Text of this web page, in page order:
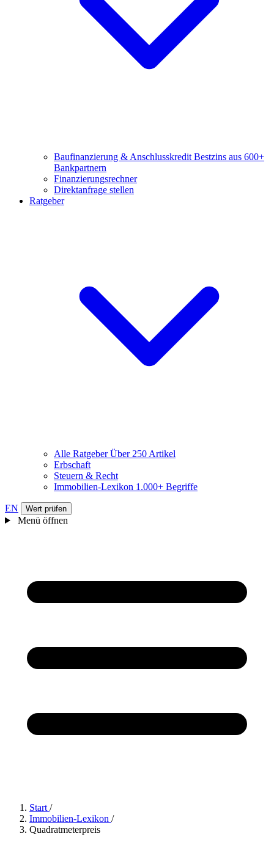
Baufinanzierung & Anschlusskredit Bestzins aus 600+
Bankpartnern
Finanzierungsrechner
Direktanfrage stellen
Ratgeber
Alle RatgeberÜber 250 Artikel
Erbschaft
Steuern & Recht
Immobilien-Lexikon 1.000+ Begriffe
EN Wert prüfen
Menü öffnen
Start /
Immobilien-Lexikon /
Quadratmeterpreis